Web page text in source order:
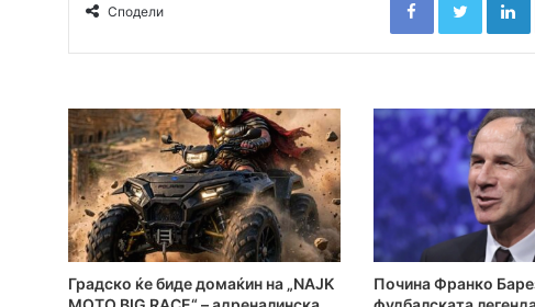
Сподели
Градско ќе биде домаќин на „NAJK
Почина Франко